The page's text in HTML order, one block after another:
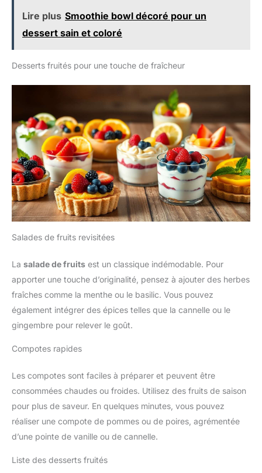
Lire plus Smoothie bowl décoré pour un
dessert sain et coloré
Desserts fruités pour une touche de fraîcheur
Salades de fruits revisitées
La salade de fruits est un classique indémodable. Pour
apporter une touche d’originalité, pensez à ajouter des herbes
fraîches comme la menthe ou le basilic. Vous pouvez
également intégrer des épices telles que la cannelle ou le
gingembre pour relever le goût.
Compotes rapides
Les compotes sont faciles à préparer et peuvent être
consommées chaudes ou froides. Utilisez des fruits de saison
pour plus de saveur. En quelques minutes, vous pouvez
réaliser une compote de pommes ou de poires, agrémentée
d’une pointe de vanille ou de cannelle.
Liste des desserts fruités